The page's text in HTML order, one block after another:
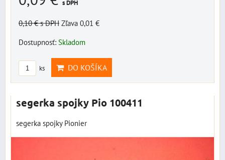
s DPH
0,10 €s DPH Zľava 0,01 €
Dostupnosť: Skladom
ks DO KOŠÍKA
segerka spojky Pio 100411
segerka spojky Pionier